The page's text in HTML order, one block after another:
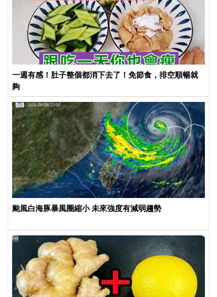
一週有感！肚子整個都消下去了！免節食，排空順暢就
夠
颱風白海豚暴風圈縮小 未來強度有減弱趨勢
PR